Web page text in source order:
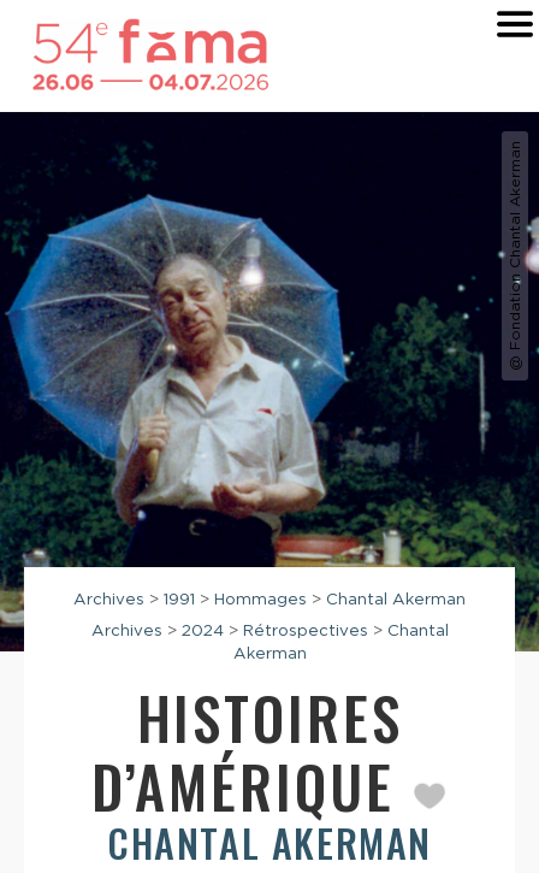
@ Fondation Chantal Akerman
Archives > 1991 > Hommages > Chantal Akerman
Archives > 2024> Rétrospectives > Chantal
Akerman
HISTOIRES
D’AMÉRIQUE
CHANTAL AKERMAN